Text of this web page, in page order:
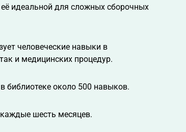
идеальной для сложных сборочных
человеческие навыки в
и медицинских процедур.
около 500 навыков.
каждые шесть месяцев.